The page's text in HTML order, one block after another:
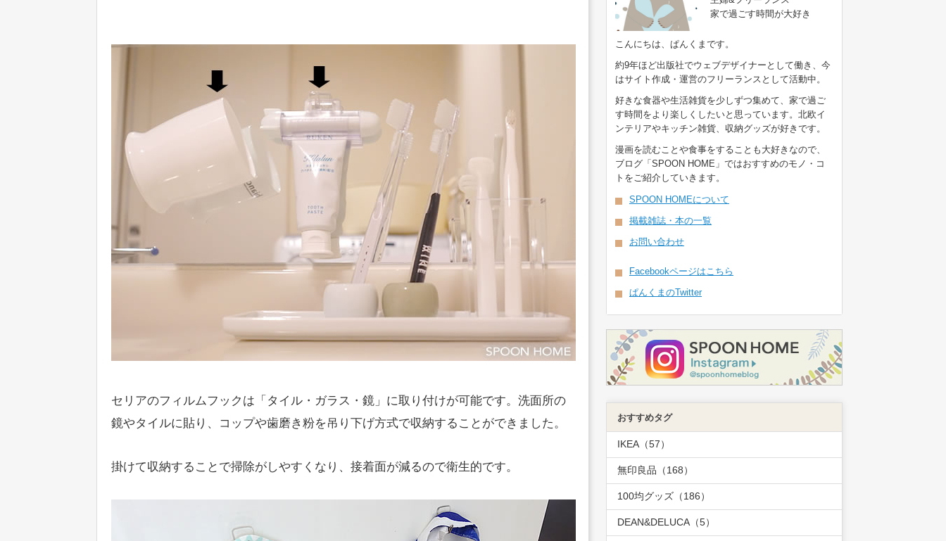
セリアのフィルムフックは「タイル・ガラス・鏡」に取り付けが可能です。洗面所の
鏡やタイルに貼り、コップや歯磨き粉を吊り下げ方式で収納することができました。
掛けて収納することで掃除がしやすくなり、接着面が減るので衛生的です。
家で過ごす時間が大好き
こんにちは、ぱんくまです。
約9年ほど出版社でウェブデザイナーとして働き、今
はサイト作成・運営のフリーランスとして活動中。
好きな食器や生活雑貨を少しずつ集めて、家で過ご
す時間をより楽しくしたいと思っています。北欧イ
ンテリアやキッチン雑貨、収納グッズが好きです。
漫画を読むことや食事をすることも大好きなので、
ブログ「SPOON HOME」ではおすすめのモノ・コ
トをご紹介していきます。
SPOON HOMEについて
掲載雑誌・本の一覧
お問い合わせ
Facebookページはこちら
ぱんくまのTwitter
おすすめタグ
IKEA（57）
無印良品（168）
100均グッズ（186）
DEAN&DELUCA（5）